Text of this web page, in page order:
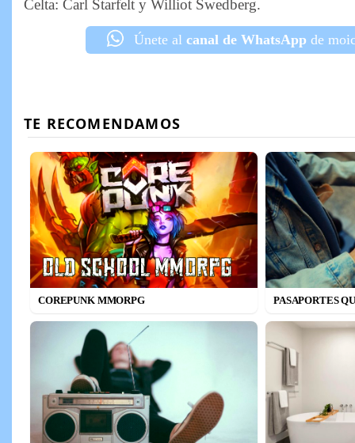
Celta: Carl Starfelt y Williot Swedberg.
Únete al canal de WhatsApp de
COREPUNK MMORPG PASAPORTES